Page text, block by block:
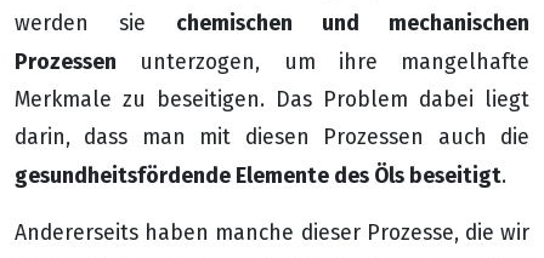
werden sie chemischen und mechanischen
Prozessen unterzogen, um ihre mangelhafte
Merkmale zu beseitigen. Das Problem dabei liegt
darin, dass man mit diesen Prozessen auch die
gesundheitsfördende Elemente des Öls beseitigt.
Andererseits haben manche dieser Prozesse, die wir